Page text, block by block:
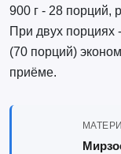
900 г - 28 порций,
При двух порциях
(70 порций)
приёме.